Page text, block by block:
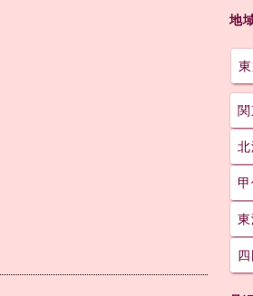
地
北
四